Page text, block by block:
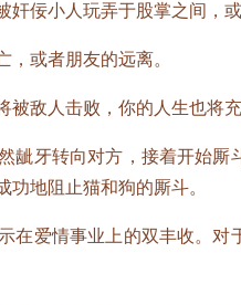
佞小人玩弄于股掌之间，或
或者朋友的远离。
敌人击败，你的人生也将充
牙转向对方，接着开始厮
地阻止猫和狗的厮斗。
爱情事业上的双丰收。对